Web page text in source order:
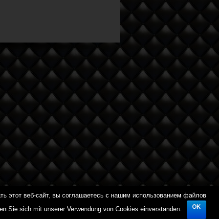
erklären Sie sich mit unserer Verwendung von
этот веб-сайт, вы соглашаетесь с нашим использованием файлов
Sie sich mit unserer Verwendung von Cookies einverstanden. OK